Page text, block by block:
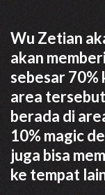
Wu Zetian
akan
sebesar 70%
area
berada di
10% magic
juga bisa
ke tempat